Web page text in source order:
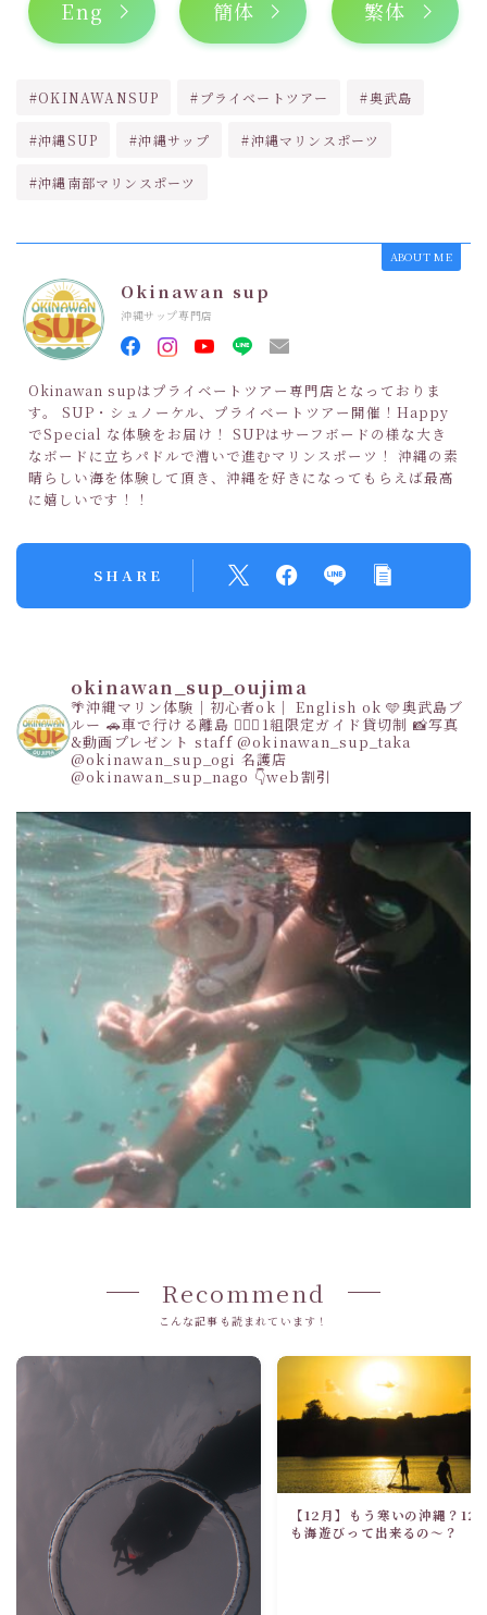
Eng 簡体 繁体
#OKINAWANSUP #プライベートツアー #奥武島
#沖縄SUP #沖縄サップ #沖縄マリンスポーツ
#沖縄南部マリンスポーツ
ABOUT ME
Okinawan sup
沖縄サップ専門店
Okinawan supはプライベートツアー専門店となっておりま
す。 SUP・シュノーケル、プライベートツアー開催！Happy
でSpecial な体験をお届け！ SUPはサーフボードの様な大き
なボードに立ちパドルで漕いで進むマリンスポーツ！ 沖縄の素
晴らしい海を体験して頂き、沖縄を好きになってもらえば最高
に嬉しいです！！
SHARE
okinawan_sup_oujima
🌴沖縄マリン体験｜初心者ok｜ English ok 🩵奥武島ブ
ルー 🚗車で行ける離島 👩‍❤️‍👩1組限定ガイド貸切制 📸写真
&動画プレゼント staff@okinawan_sup_taka
@okinawan_sup_ogi 名護店
@okinawan_sup_nago 👇web割引
Recommend
こんな記事も読まれています！
【12月】もう寒いの沖縄？12
も海遊びって出来るの～？